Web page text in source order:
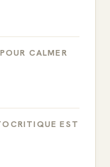
CALMER
EST